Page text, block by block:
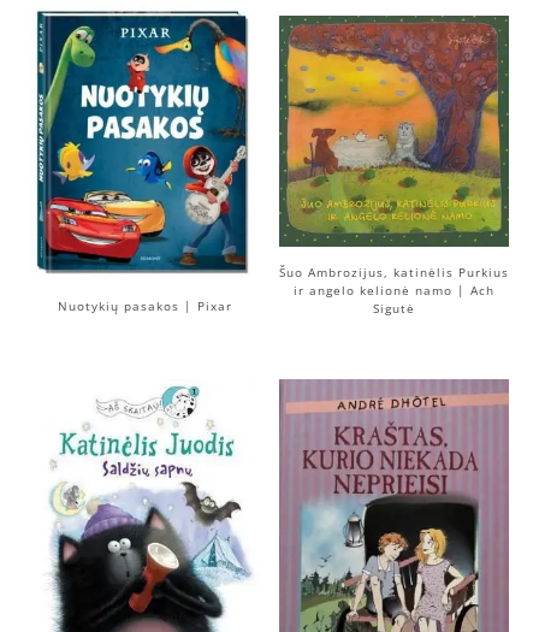
Nuotykių pasakos | Pixar
Šuo Ambrozijus, katinėlis Purkius
ir angelo kelionė namo | Ach
Sigutė